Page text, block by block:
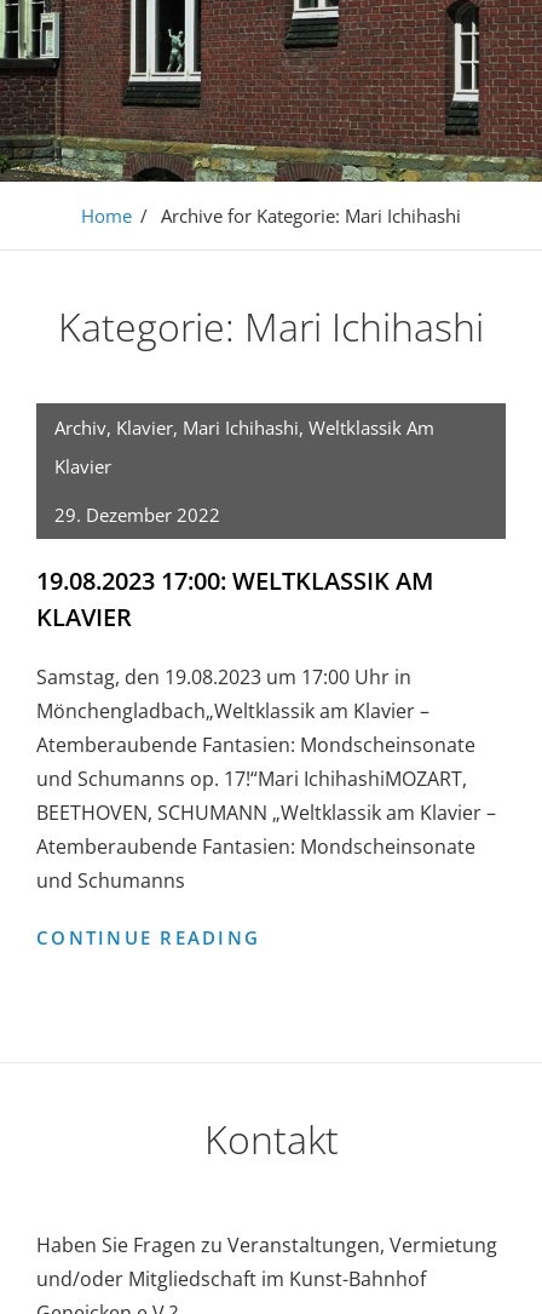
Home / Archive for Kategorie: Mari Ichihashi
Kategorie: Mari Ichihashi
Archiv, Klavier, Mari Ichihashi, Weltklassik Am
Klavier
29. Dezember 2022
19.08.2023 17:00: WELTKLASSIK AM
KLAVIER
Samstag, den 19.08.2023 um 17:00 Uhr in
Mönchengladbach„Weltklassik am Klavier –
Atemberaubende Fantasien: Mondscheinsonate
und Schumanns op. 17!“Mari IchihashiMOZART,
BEETHOVEN, SCHUMANN „Weltklassik am Klavier –
Atemberaubende Fantasien: Mondscheinsonate
und Schumanns
CONTINUE READING
KLAVIER
Kontakt
Haben Sie Fragen zu Veranstaltungen, Vermietung
und/oder Mitgliedschaft im Kunst-Bahnhof